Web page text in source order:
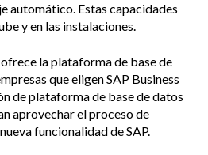
automático. Estas capacidades
y en las instalaciones.
la plataforma de base de
que eligen SAP Business
de plataforma de base de datos
aprovechar el proceso de
funcionalidad de SAP.